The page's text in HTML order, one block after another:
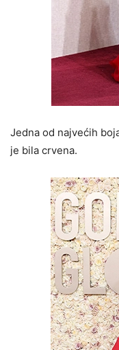
Jedna od najvećih
je bila crvena.